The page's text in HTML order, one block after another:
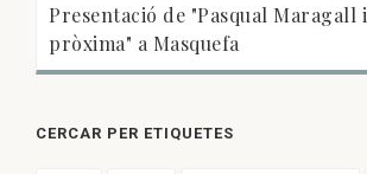
Presentació de "Pasqual Maragall
pròxima" a Masquefa
CERCAR PER ETIQUETES